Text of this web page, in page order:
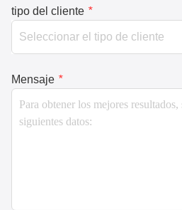
tipo del cliente *
Mensaje *